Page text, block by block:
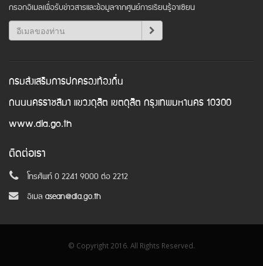
กรอกอีเมลเพื่อรับข่าวสารและข้อมูลจากศูนย์การเรียนรู้อาเซียน
กรมส่งเสริมการปกครองท้องถิ่น
ถนนนครราชสีมา แขวงดุสิต เขตดุสิต กรุงเทพมหานคร 10300
www.dla.go.th
ติดต่อเรา
โทรศัพท์ 0 2241 9000 ต่อ 2212
อีเมล asean@dla.go.th
© Copyright 2016. All Rights Reserved.